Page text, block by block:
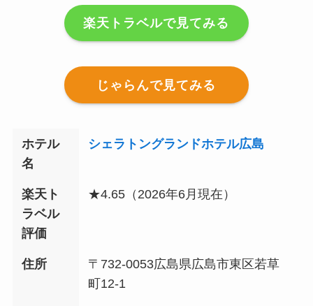
楽天トラベルで見てみる
じゃらんで見てみる
ホテル
名
シェラトングランドホテル広島
楽天ト
ラベル
評価
★4.65（2026年6月現在）
住所
〒732-0053広島県広島市東区若草
町12-1